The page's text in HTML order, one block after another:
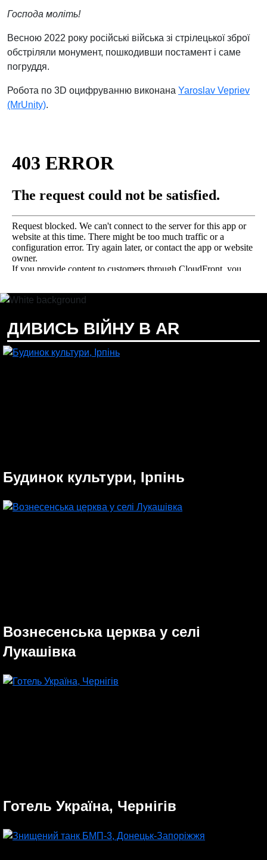
Господа моліть!
Весною 2022 року російські війська зі стрілецької зброї
обстріляли монумент, пошкодивши постамент і саме
погруддя.
Робота по 3D оцифруванню виконана Yaroslav Vepriev
(MrUnity).
ДИВИСЬ ВІЙНУ В AR
Будинок культури, Ірпінь
Вознесенська церква у селі
Лукашівка
Готель Україна, Чернігів